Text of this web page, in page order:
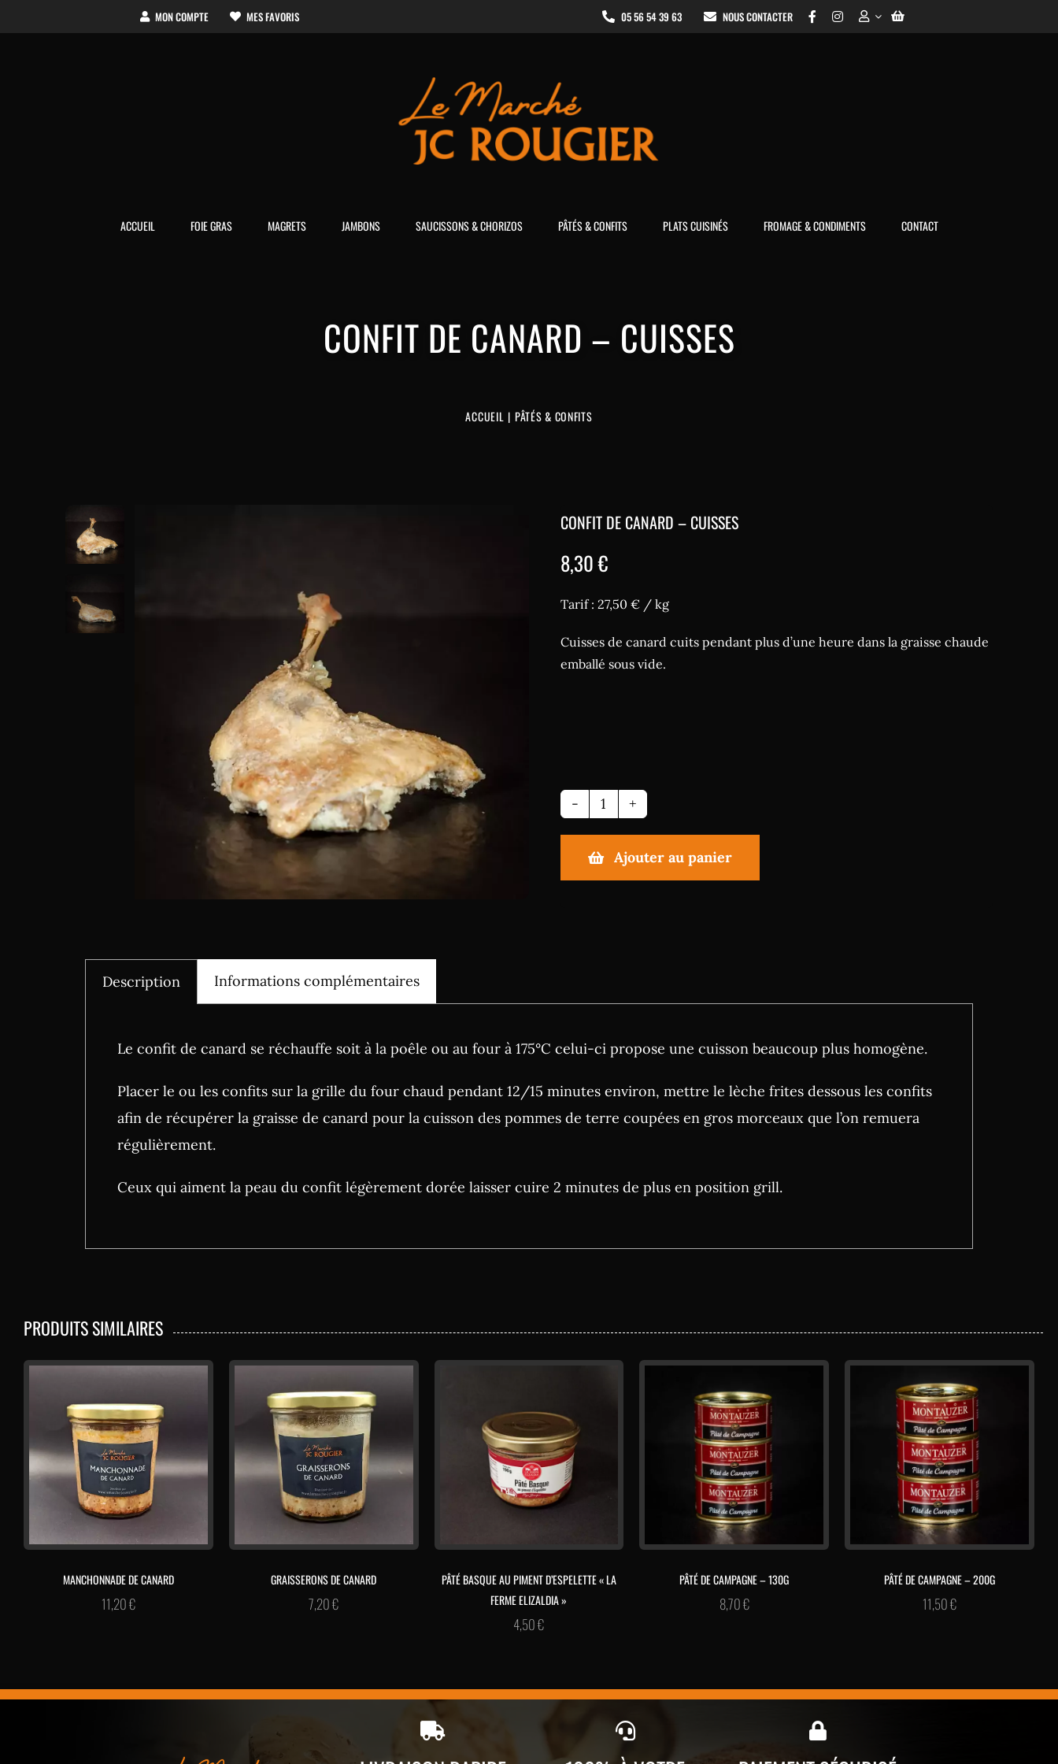
au
MON COMPTE MES FAVORIS 05 56 54 39 63 NOUS CONTACTER
ACCUEIL FOIE GRAS MAGRETS JAMBONS SAUCISSONS & CHORIZOS PÂTÉS & CONFITS PLATS CUISINÉS FROMAGE & CONDIMENTS CONTACT
CONFIT DE CANARD – CUISSES
ACCUEIL PÂTÉS & CONFITS
CONFIT DE CANARD – CUISSES
8,30€
Tarif : 27,50 € / kg
Cuisses de canard cuits pendant plus d’une heure dans la graisse chaude
emballé sous vide.
quantité
Confit
Ajouter au panier
Description Informations complémentaires
Le confit de canard se réchauffe soit à la poêle ou au four à 175°C celui-ci propose une cuisson beaucoup plus homogène.
Placer le ou les confits sur la grille du four chaud pendant 12/15 minutes environ, mettre le lèche frites dessous les confits
afin de récupérer la graisse de canard pour la cuisson des pommes de terre coupées en gros morceaux que l’on remuera
régulièrement.
Ceux qui aiment la peau du confit légèrement dorée laisser cuire 2 minutes de plus en position grill.
PRODUITS SIMILAIRES
MANCHONNADE DE CANARD
11,20€
GRAISSERONS DE CANARD
7,20€
PÂTÉ BASQUE AU PIMENT D’ESPELETTE « LA
FERME ELIZALDIA »
4,50€
PÂTÉ DE CAMPAGNE – 130G
8,70€
PÂTÉ DE CAMPAGNE – 200G
11,50€